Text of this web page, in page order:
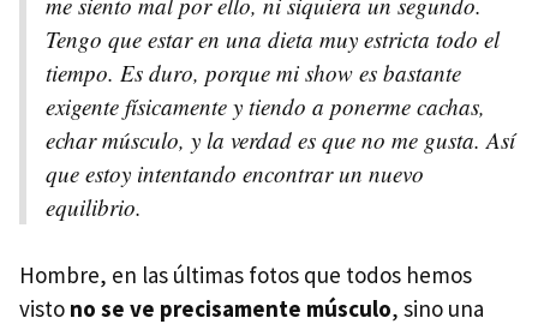
Tengo que estar en una dieta muy estricta todo el
tiempo. Es duro, porque mi show es bastante
exigente físicamente y tiendo a ponerme cachas,
echar músculo, y la verdad es que no me gusta. Así
que estoy intentando encontrar un nuevo
equilibrio.
Hombre, en las últimas fotos que todos hemos
visto no se ve precisamente músculo, sino una